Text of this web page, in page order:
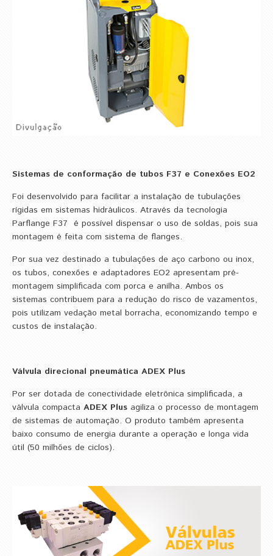
Sistemas de conformação de tubos F37 e Conexões EO2
Foi desenvolvido para facilitar a instalação de tubulações
rígidas em sistemas hidráulicos. Através da tecnologia
Parflange F37 é possível dispensar o uso de soldas, pois sua
montagem é feita com sistema de flanges.
Por sua vez destinado a tubulações de aço carbono ou inox,
os tubos, conexões e adaptadores EO2 apresentam pré-
montagem simplificada com porca e anilha. Ambos os
sistemas contribuem para a redução do risco de vazamentos,
pois utilizam vedação metal borracha, economizando tempo e
custos de instalação.
Válvula direcional pneumática ADEX Plus
Por ser dotada de conectividade eletrônica simplificada, a
válvula compacta ADEX Plus agiliza o processo de montagem
de sistemas de automação. O produto também apresenta
baixo consumo de energia durante a operação e longa vida
útil (50 milhões de ciclos).